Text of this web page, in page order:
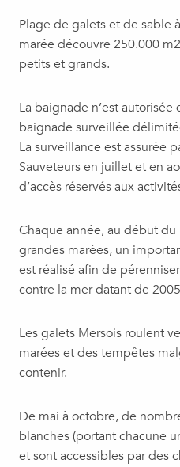
Plage de galets et de sable
marée découvre 250.000
petits et grands.
La baignade n’est autorisée
baignade surveillée
La surveillance est assurée
Sauveteurs en juillet et en
d’accès réservés aux
Chaque année, au début
grandes marées, un
est réalisé afin de
contre la mer datant de
Les galets Mersois roulent
marées et des tempêtes
contenir.
De mai à octobre, de
blanches (portant chacune
et sont accessibles par des